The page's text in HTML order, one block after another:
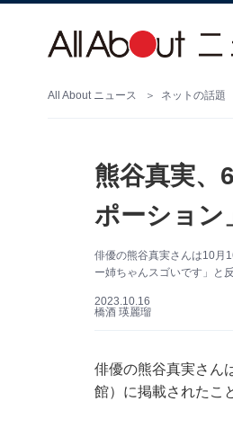
All About ニュース ネットの話題
熊谷真実、
ポーション
俳優の熊谷真実さんは10月
ー姉ちゃんスゴいです」と
2023.10.16
橋酒 瑛麗瑠
俳優の熊谷真実さん
館）に掲載されたこ